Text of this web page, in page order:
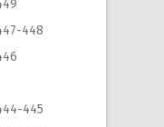
448
445